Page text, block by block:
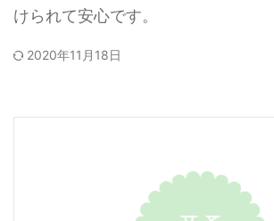
けられて安心です。
2020年11月18日